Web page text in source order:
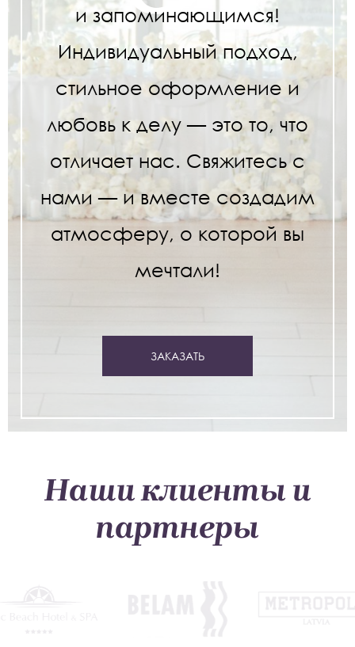
и запоминающимся!
Индивидуальный подход,
стильное оформление и
любовь к делу — это то, что
отличает нас. Свяжитесь с
нами — и вместе создадим
атмосферу, о которой вы
мечтали!
ЗАКАЗАТЬ
Наши клиенты и
партнеры